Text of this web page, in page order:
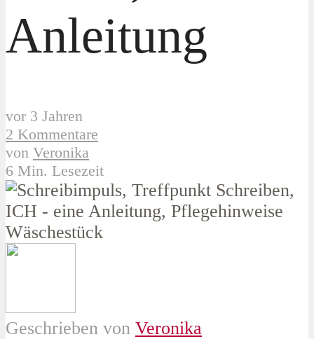
Anleitung
vor 3 Jahren
2 Kommentare
von Veronika
6 Min. Lesezeit
Geschrieben von Veronika